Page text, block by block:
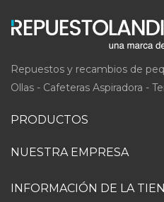
Repuestos y recambios de
Ollas - Cafeteras Aspiradora -
PRODUCTOS
NUESTRA EMPRESA
INFORMACIÓN DE LA